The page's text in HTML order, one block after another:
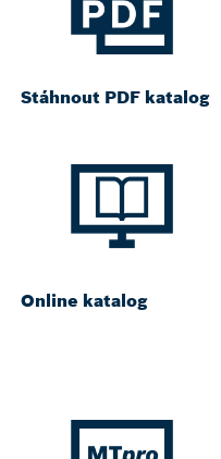
Stáhnout PDF katalog
Online katalog